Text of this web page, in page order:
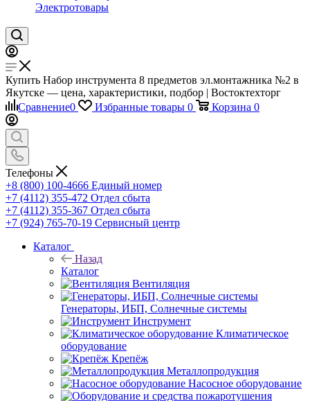
Электротовары
Купить Набор инструмента 8 предметов эл.монтажника №2 в
Якутске — цена, характеристики, подбор | Востоктехторг
Сравнение0 Избранные товары 0 Корзина 0
Телефоны
+8 (800) 100-4666 Единый номер
+7 (4112) 355-472 Отдел сбыта
+7 (4112) 355-367 Отдел сбыта
+7 (924) 765-70-19 Сервисный центр
Каталог
Назад
Каталог
Вентиляция
Генераторы, ИБП, Солнечные системы
Инструмент
Климатическое
оборудование
Крепёж
Металлопродукция
Насосное оборудование